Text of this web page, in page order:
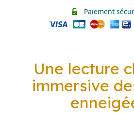
Françaises
Partie
Paiement
Une lecture
immersive